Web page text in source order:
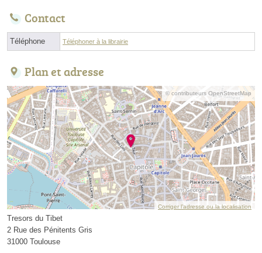
Contact
Téléphone Téléphoner à la librairie
Plan et adresse
© contributeurs OpenStreetMap
Corriger l’adresse ou la localisation
Tresors du Tibet
2 Rue des Pénitents Gris
31000 Toulouse